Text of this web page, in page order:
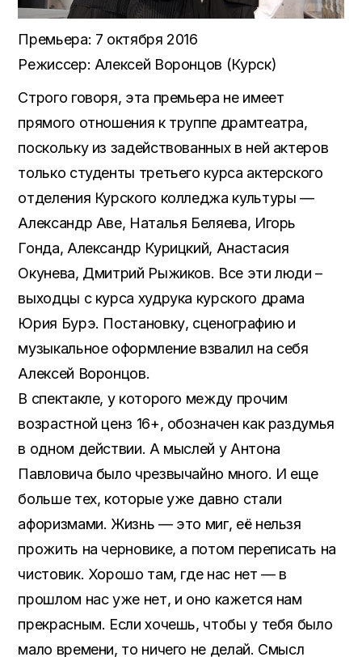
Премьера: 7 октября 2016
Режиссер: Алексей Воронцов (Курск)
Строго говоря, эта премьера не имеет
прямого отношения к труппе драмтеатра,
поскольку из задействованных в ней актеров
только студенты третьего курса актерского
отделения Курского колледжа культуры —
Александр Аве, Наталья Беляева, Игорь
Гонда, Александр Курицкий, Анастасия
Окунева, Дмитрий Рыжиков. Все эти люди –
выходцы с курса худрука курского драма
Юрия Бурэ. Постановку, сценографию и
музыкальное оформление взвалил на себя
Алексей Воронцов.
В спектакле, у которого между прочим
возрастной ценз 16+, обозначен как раздумья
в одном действии. А мыслей у Антона
Павловича было чрезвычайно много. И еще
больше тех, которые уже давно стали
афоризмами. Жизнь — это миг, её нельзя
прожить на черновике, а потом переписать на
чистовик. Хорошо там, где нас нет — в
прошлом нас уже нет, и оно кажется нам
прекрасным. Если хочешь, чтобы у тебя было
мало времени, то ничего не делай. Смысл